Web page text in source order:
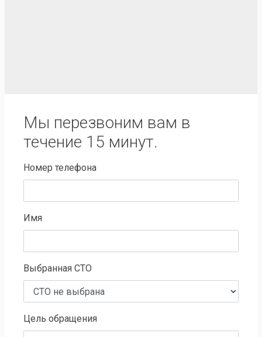
Мы перезвоним вам в
течение 15 минут.
Номер телефона
Имя
Выбранная СТО
Цель обращения